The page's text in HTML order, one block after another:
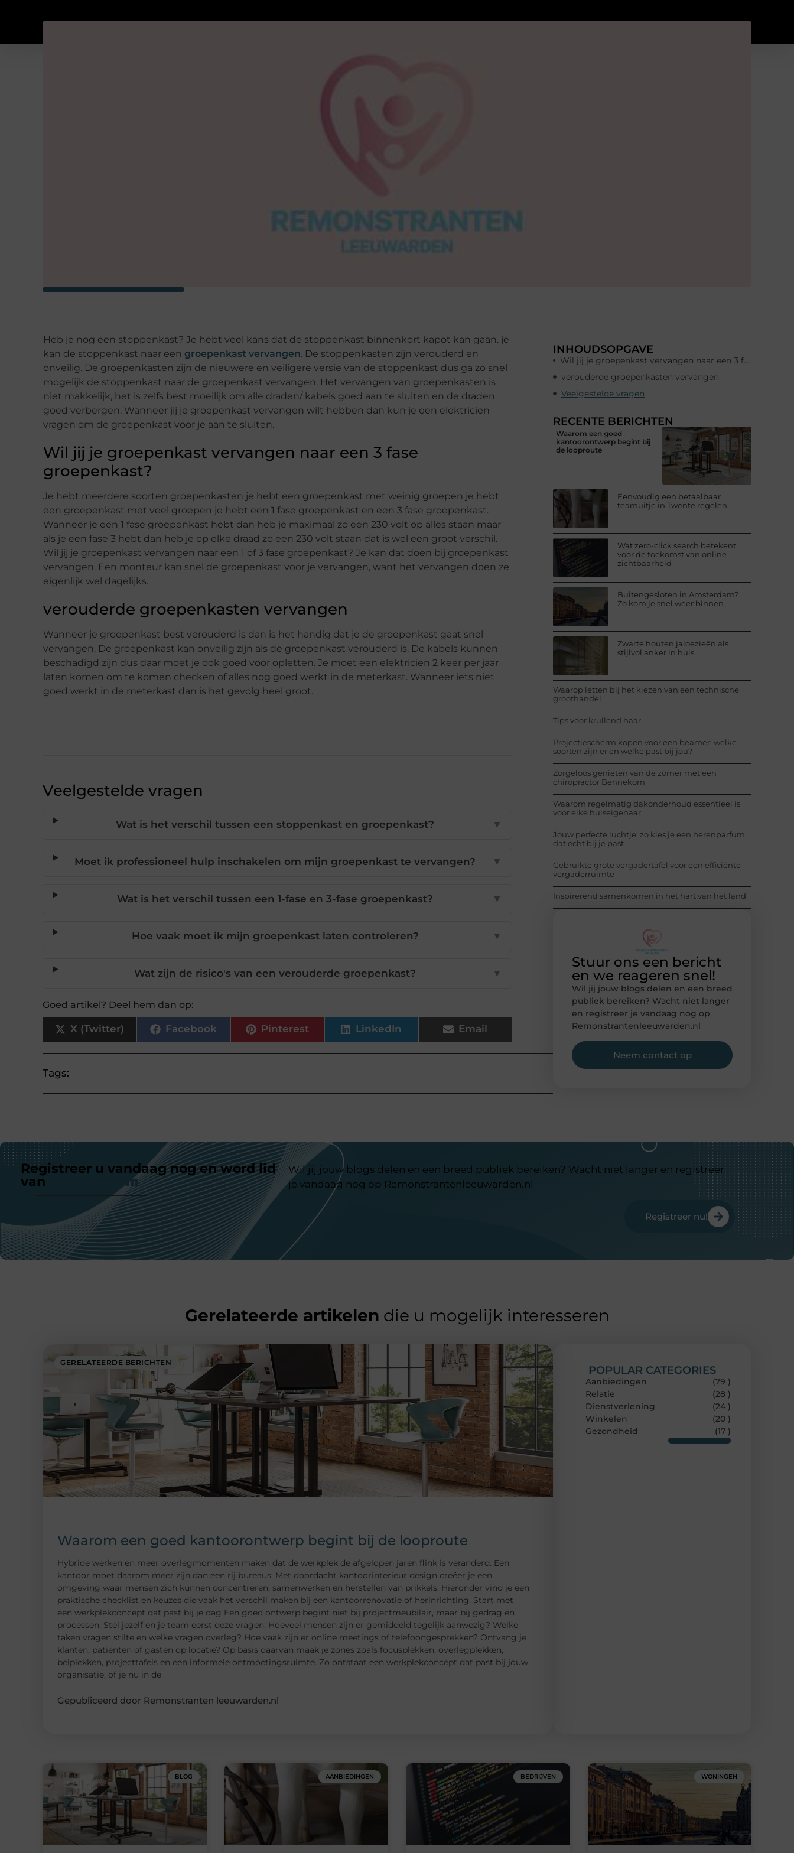
Heb je nog een stoppenkast? Je hebt veel kans dat de stoppenkast binnenkort kapot kan gaan. je
kan de stoppenkast naar een groepenkast vervangen. De stoppenkasten zijn verouderd en
onveilig. De groepenkasten zijn de nieuwere en veiligere versie van de stoppenkast dus ga zo snel
mogelijk de stoppenkast naar de groepenkast vervangen. Het vervangen van groepenkasten is
niet makkelijk, het is zelfs best moeilijk om alle draden/ kabels goed aan te sluiten en de draden
goed verbergen. Wanneer jij je groepenkast vervangen wilt hebben dan kun je een elektricien
vragen om de groepenkast voor je aan te sluiten.
Wil jij je groepenkast vervangen naar een 3 fase
groepenkast?
Je hebt meerdere soorten groepenkasten je hebt een groepenkast met weinig groepen je hebt
een groepenkast met veel groepen je hebt een 1 fase groepenkast en een 3 fase groepenkast.
Wanneer je een 1 fase groepenkast hebt dan heb je maximaal zo een 230 volt op alles staan maar
als je een fase 3 hebt dan heb je op elke draad zo een 230 volt staan dat is wel een groot verschil.
Wil jij je groepenkast vervangen naar een 1 of 3 fase groepenkast? Je kan dat doen bij groepenkast
vervangen. Een monteur kan snel de groepenkast voor je vervangen, want het vervangen doen ze
eigenlijk wel dagelijks.
verouderde groepenkasten vervangen
Wanneer je groepenkast best verouderd is dan is het handig dat je de groepenkast gaat snel
vervangen. De groepenkast kan onveilig zijn als de groepenkast verouderd is. De kabels kunnen
beschadigd zijn dus daar moet je ook goed voor opletten. Je moet een elektricien 2 keer per jaar
laten komen om te komen checken of alles nog goed werkt in de meterkast. Wanneer iets niet
goed werkt in de meterkast dan is het gevolg heel groot.
Veelgestelde vragen
Wat is het verschil tussen een stoppenkast en groepenkast? ▼
Moet ik professioneel hulp inschakelen om mijn groepenkast te vervangen? ▼
Wat is het verschil tussen een 1-fase en 3-fase groepenkast? ▼
Hoe vaak moet ik mijn groepenkast laten controleren? ▼
Wat zijn de risico's van een verouderde groepenkast? ▼
Goed artikel? Deel hem dan op:
X (Twitter) Facebook Pinterest LinkedIn Email
Tags:
INHOUDSOPGAVE
Wil jij je groepenkast vervangen naar een 3 fase groepenkast?
verouderde groepenkasten vervangen
Veelgestelde vragen
RECENTE BERICHTEN
Waarom een goed
kantoorontwerp begint bij
de looproute
Eenvoudig een betaalbaar
teamuitje in Twente regelen
Wat zero-click search betekent
voor de toekomst van online
zichtbaarheid
Buitengesloten in Amsterdam?
Zo kom je snel weer binnen
Zwarte houten jaloezieën als
stijlvol anker in huis
Waarop letten bij het kiezen van een technische
groothandel
Tips voor krullend haar
Projectiescherm kopen voor een beamer: welke
soorten zijn er en welke past bij jou?
Zorgeloos genieten van de zomer met een
chiropractor Bennekom
Waarom regelmatig dakonderhoud essentieel is
voor elke huiseigenaar
Jouw perfecte luchtje: zo kies je een herenparfum
dat echt bij je past
Gebruikte grote vergadertafel voor een efficiënte
vergaderruimte
Inspirerend samenkomen in het hart van het land
Stuur ons een bericht
en we reageren snel!
Wil jij jouw blogs delen en een breed
publiek bereiken? Wacht niet langer
en registreer je vandaag nog op
Remonstrantenleeuwarden.nl
Neem contact op
Registreer u vandaag nog en word lid
van
ons platform
Wil jij jouw blogs delen en een breed publiek bereiken? Wacht niet langer en registreer
je vandaag nog op Remonstrantenleeuwarden.nl
Registreer nu!
Gerelateerde artikelen die u mogelijk interesseren
GERELATEERDE BERICHTEN
Waarom een goed kantoorontwerp begint bij de looproute
Hybride werken en meer overlegmomenten maken dat de werkplek de afgelopen jaren flink is veranderd. Een
kantoor moet daarom meer zijn dan een rij bureaus. Met doordacht kantoorinterieur design creëer je een
omgeving waar mensen zich kunnen concentreren, samenwerken en herstellen van prikkels. Hieronder vind je een
praktische checklist en keuzes die vaak het verschil maken bij een kantoorrenovatie of herinrichting. Start met
een werkplekconcept dat past bij je dag Een goed ontwerp begint niet bij projectmeubilair, maar bij gedrag en
processen. Stel jezelf en je team eerst deze vragen: Hoeveel mensen zijn er gemiddeld tegelijk aanwezig? Welke
taken vragen stilte en welke vragen overleg? Hoe vaak zijn er online meetings of telefoongesprekken? Ontvang je
klanten, patiënten of gasten op locatie? Op basis daarvan maak je zones zoals focusplekken, overlegplekken,
belplekken, projecttafels en een informele ontmoetingsruimte. Zo ontstaat een werkplekconcept dat past bij jouw
organisatie, of je nu in de
Gepubliceerd door Remonstranten leeuwarden.nl
POPULAR CATEGORIES
Aanbiedingen
(79 )
Relatie
(28 )
Dienstverlening
(24 )
Winkelen
(20 )
Gezondheid
(17 )
BLOG AANBIEDINGEN BEDRIJVEN WONINGEN